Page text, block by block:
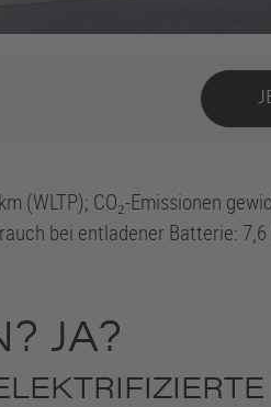
(WLTP); CO₂-Emissionen
bei entladener Batterie: 7,6
JA?